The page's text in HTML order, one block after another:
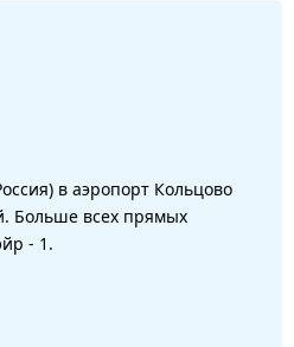
в аэропорт Кольцово
Больше всех прямых
- 1.